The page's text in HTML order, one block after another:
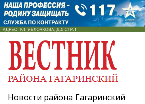
Новости района Гагаринский